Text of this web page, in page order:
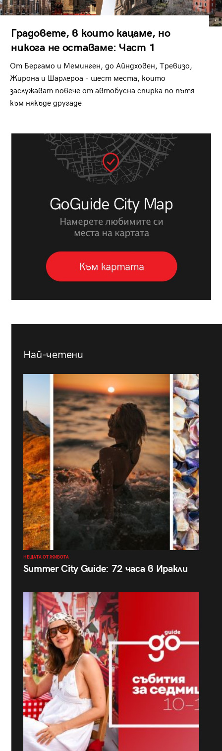
Градовете, в които кацаме, но
никога не оставаме: Част 1
От Бергамо и Меминген, до Айндховен, Тревизо,
Жирона и Шарлероа - шест места, които
заслужават повече от автобусна спирка по пътя
към някъде другаде
Най-четени
НЕЩАТА ОТ ЖИВОТА
Summer City Guide: 72 часа в Иракли